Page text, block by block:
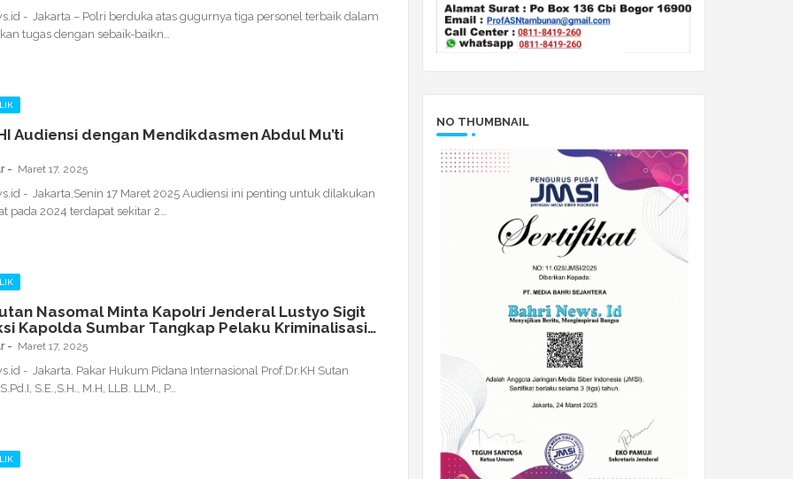
- Jakarta – Polri berduka atas gugurnya tiga personel terbaik dalam
tugas dengan sebaik-baikn…
Audiensi dengan Mendikdasmen Abdul Mu’ti
Maret 17, 2025
- Jakarta,Senin 17 Maret 2025 Audiensi ini penting untuk dilakukan
pada 2024 terdapat sekitar 2…
Nasomal Minta Kapolri Jenderal Lustyo Sigit
Sumbar Tangkap Pelaku Kriminalisasi
Wartawan Di Sijunjung Sumbar !!!
Maret 17, 2025
- Jakarta. Pakar Hukum Pidana Internasional Prof.Dr.KH Sutan
S.E.,S.H., M.H, LLB. LLM., P…
NO THUMBNAIL